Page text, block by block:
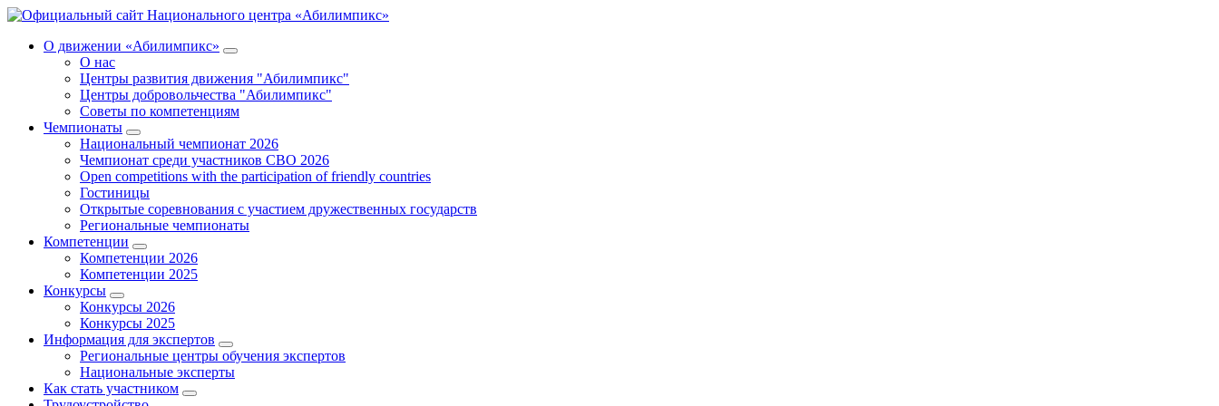
О движении «Абилимпикс»
О нас
Центры развития движения "Абилимпикс"
Центры добровольчества "Абилимпикс"
Советы по компетенциям
Чемпионаты
Национальный чемпионат 2026
Чемпионат среди участников СВО 2026
Open competitions with the participation of friendly countries
Гостиницы
Открытые соревнования с участием дружественных государств
Региональные чемпионаты
Компетенции
Компетенции 2026
Компетенции 2025
Конкурсы
Конкурсы 2026
Конкурсы 2025
Информация для экспертов
Региональные центры обучения экспертов
Национальные эксперты
Как стать участником